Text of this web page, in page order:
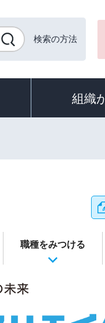
検索の方法
組織
職種をみつける